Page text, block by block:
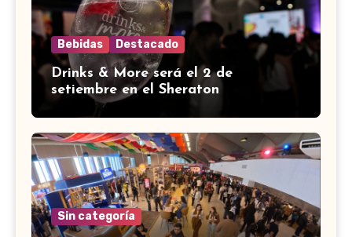
Bebidas Destacado
Drinks & More será el 2 de
setiembre en el Sheraton
Sin categoría